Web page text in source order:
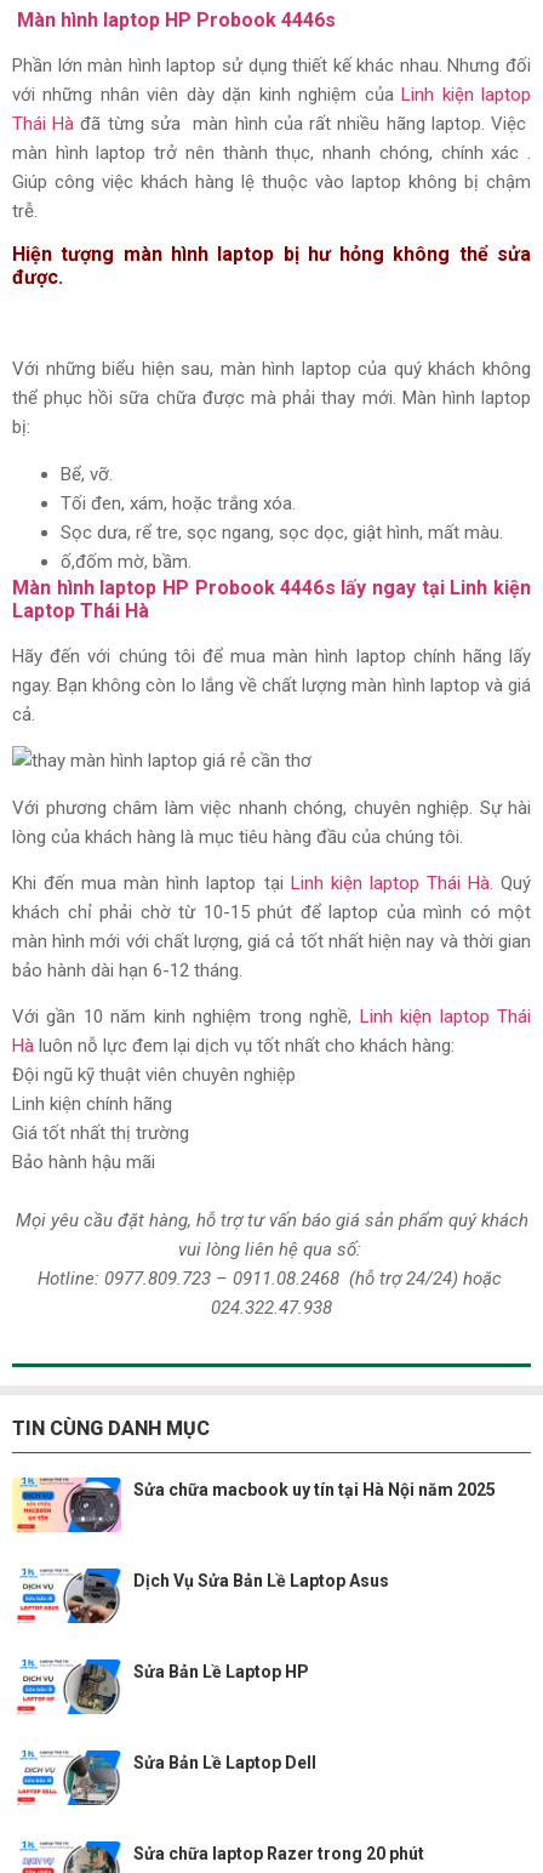
Màn hình laptop HP Probook 4446s
Phần lớn màn hình laptop sử dụng thiết kế khác nhau. Nhưng đối
với những nhân viên dày dặn kinh nghiệm củaLinh kiện laptop
Thái Hà đã từng sửa màn hình của rất nhiều hãng laptop. Việc
màn hình laptop trở nên thành thục, nhanh chóng, chính xác .
Giúp công việc khách hàng lệ thuộc vào laptop không bị chậm
trễ.
Hiện tượng màn hình laptop bị hư hỏng không thể sửa
được.
Với những biểu hiện sau, màn hình laptop của quý khách không
thể phục hồi sữa chữa được mà phải thay mới. Màn hình laptop
bị:
Bể, vỡ.
Tối đen, xám, hoặc trắng xóa.
Sọc dưa, rể tre, sọc ngang, sọc dọc, giật hình, mất màu.
ố,đốm mờ, bầm.
Màn hình laptop HP Probook 4446s lấy ngay tại Linh kiện
Laptop Thái Hà
Hãy đến với chúng tôi để mua màn hình laptop chính hãng lấy
ngay. Bạn không còn lo lắng về chất lượng màn hình laptop và giá
cả.
Với phương châm làm việc nhanh chóng, chuyên nghiệp. Sự hài
lòng của khách hàng là mục tiêu hàng đầu của chúng tôi.
Khi đến mua màn hình laptop tại Linh kiện laptop Thái Hà. Quý
khách chỉ phải chờ từ 10-15 phút để laptop của mình có một
màn hình mới với chất lượng, giá cả tốt nhất hiện nay và thời gian
bảo hành dài hạn 6-12 tháng.
Với gần 10 năm kinh nghiệm trong nghề, Linh kiện laptop Thái
Hà luôn nỗ lực đem lại dịch vụ tốt nhất cho khách hàng:
Đội ngũ kỹ thuật viên chuyên nghiệp
Linh kiện chính hãng
Giá tốt nhất thị trường
Bảo hành hậu mãi
Mọi yêu cầu đặt hàng, hỗ trợ tư vấn báo giá sản phẩm quý khách
vui lòng liên hệ qua số:
Hotline: 0977.809.723– 0911.08.2468 (hỗ trợ 24/24) hoặc
024.322.47.938
TIN CÙNG DANH MỤC
Sửa chữa macbook uy tín tại Hà Nội năm 2025
Dịch Vụ Sửa Bản Lề Laptop Asus
Sửa Bản Lề Laptop HP
Sửa Bản Lề Laptop Dell
Sửa chữa laptop Razer trong 20 phút